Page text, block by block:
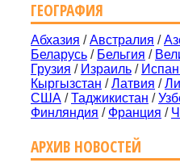
ГЕОГРАФИЯ
Абхазия /Австралия /
Беларусь / Бельгия /
Грузия / Израиль /
Кыргызстан /Латвия /
США /Таджикистан /
Финляндия / Франция /
АРХИВ НОВОСТЕЙ